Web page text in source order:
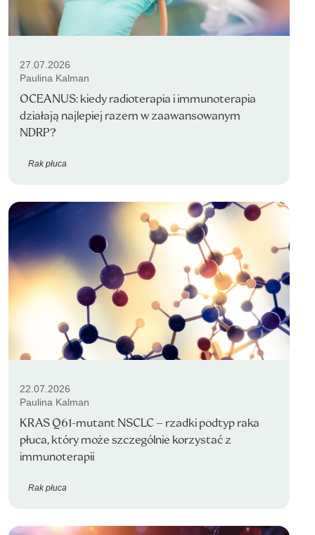
27.07.2026
Paulina Kalman
OCEANUS: kiedy radioterapia i immunoterapia
działają najlepiej razem w zaawansowanym
NDRP?
Rak płuca
22.07.2026
Paulina Kalman
KRAS Q61-mutant NSCLC – rzadki podtyp raka
płuca, który może szczególnie korzystać z
immunoterapii
Rak płuca